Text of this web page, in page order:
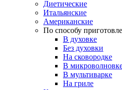
Диетические
Итальянские
Американские
По способу
В духовке
Без духовки
На сковородке
В
В мультиварке
На гриле